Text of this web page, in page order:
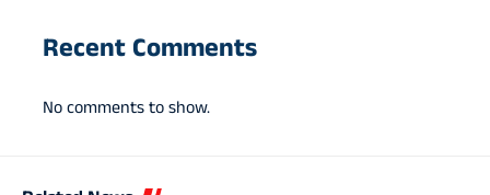
Recent Comments
No comments to show.